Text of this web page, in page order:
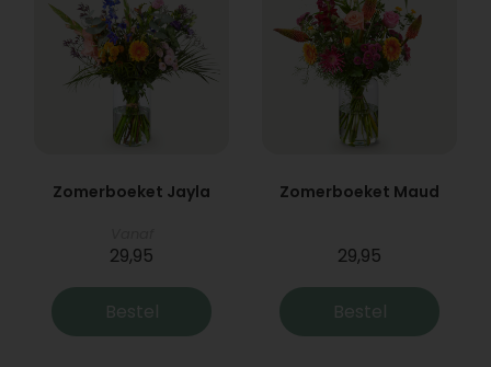
Zomerboeket Jayla
29,95
Bestel
Zomerboeket Maud
29,95
Bestel